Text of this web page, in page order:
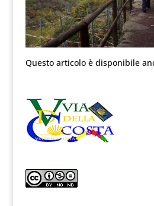
Questo articolo è disponibile